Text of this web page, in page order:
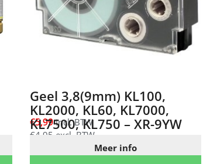
Geel 3,8(9mm) KL100,
KL2000, KL60, KL7000,
KL7500, KL750 – XR-9YW
€5,99incl. BTW
€4,95 excl. BTW
Meer info